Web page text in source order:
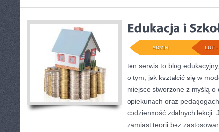
LUT -
ADMIN
ten serwis to blog
o tym, jak kształcić się w
miejsce stworzone z myślą o
opiekunach oraz
codzienność zdalnych lekcji.
zamiast teorii bez